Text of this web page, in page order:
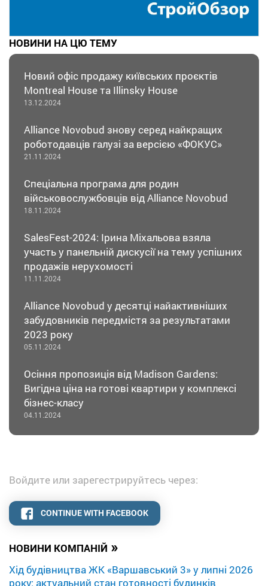
НОВИНИ КОМПАНІЙ »
Хід будівництва ЖК «Варшавський 3» у липні 2026
року: актуальний стан готовності будинків
НОВИНИ НА ЦЮ ТЕМУ
Новий офіс продажу київських проєктів
Montreal House та Illinsky House
13.12.2024
Alliance Novobud знову серед найкращих
роботодавців галузі за версією «ФОКУС»
21.11.2024
Спеціальна програма для родин
військовослужбовців від Alliance Novobud
18.11.2024
SalesFest-2024: Ірина Міхальова взяла
участь у панельній дискусії на тему успішних
продажів нерухомості
11.11.2024
Alliance Novobud у десятці найактивніших
забудовників передмістя за результатами
2023 року
05.11.2024
Осіння пропозиція від Madison Gardens:
Вигідна ціна на готові квартири у комплексі
бізнес-класу
04.11.2024
Войдите или зарегестрируйтесь через:
CONTINUE WITH FACEBOOK